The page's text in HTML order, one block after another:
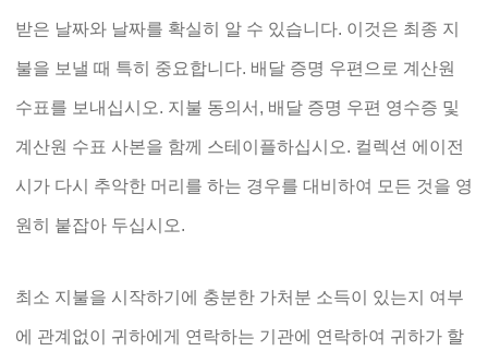
받은 날짜와 날짜를 확실히 알 수 있습니다. 이것은 최종 지
불을 보낼 때 특히 중요합니다. 배달 증명 우편으로 계산원
수표를 보내십시오. 지불 동의서, 배달 증명 우편 영수증 및
계산원 수표 사본을 함께 스테이플하십시오. 컬렉션 에이전
시가 다시 추악한 머리를 하는 경우를 대비하여 모든 것을 영
원히 붙잡아 두십시오.
최소 지불을 시작하기에 충분한 가처분 소득이 있는지 여부
에 관계없이 귀하에게 연락하는 기관에 연락하여 귀하가 할